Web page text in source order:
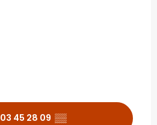
03 45 28 09 ▒▒